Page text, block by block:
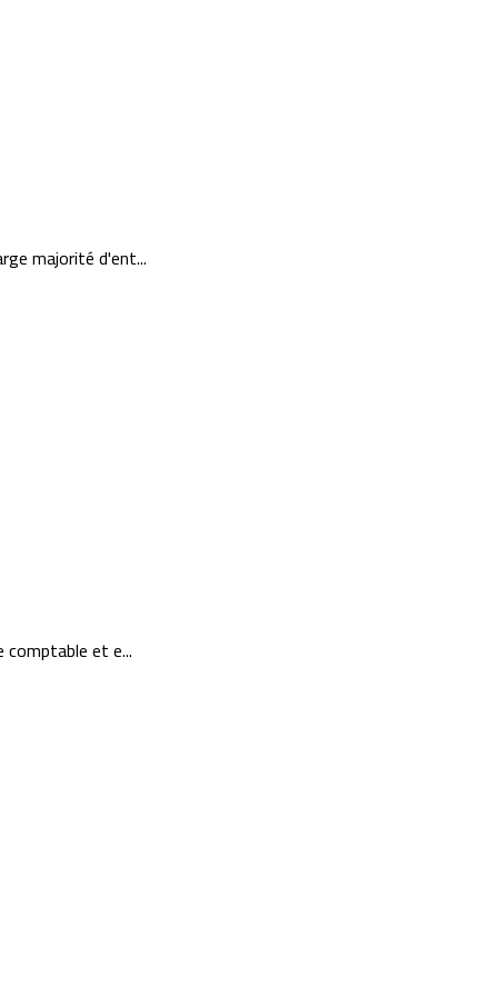
majorité d'ent...
et e...